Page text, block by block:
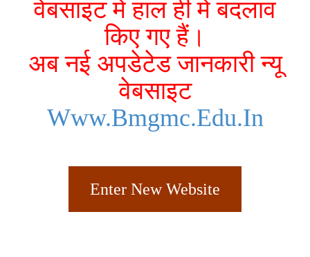
वेबसाइट में हाल ही में बदलाव
किए गए हैं।
अब नई अपडेटेड जानकारी न्यू
वेबसाइट
Www.bmgmc.edu.in
Enter New Website